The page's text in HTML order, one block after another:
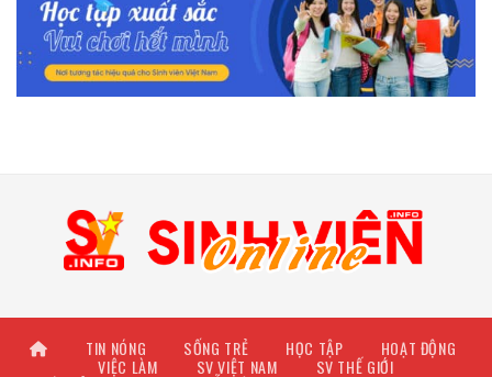
TIN NÓNG SỐNG TRẺ HỌC TẬP
HOẠT ĐỘNG
VIỆC LÀM
SV VIỆT NAM
SV THẾ GIỚI